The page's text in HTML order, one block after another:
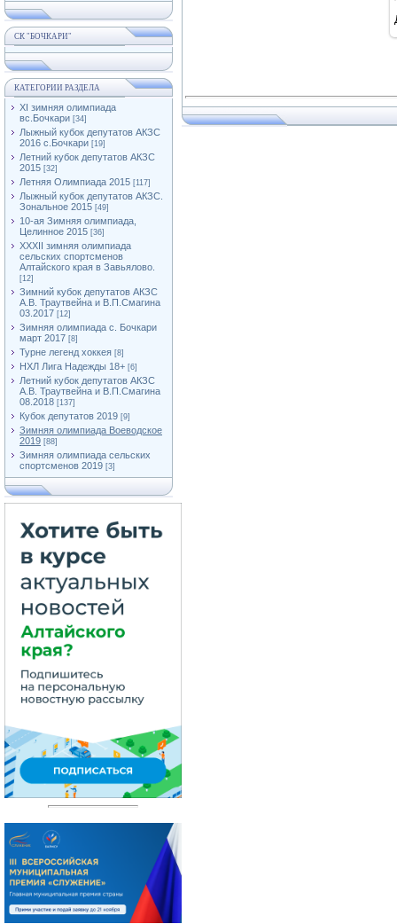
СК "БОЧКАРИ"
КАТЕГОРИИ РАЗДЕЛА
XI зимняя олимпиада
вс.Бочкари [34]
Лыжный кубок депутатов АКЗС
2016 с.Бочкари [19]
Летний кубок депутатов АКЗС
2015 [32]
Летняя Олимпиада 2015 [117]
Лыжный кубок депутатов АКЗС.
Зональное 2015 [49]
10-ая Зимняя олимпиада,
Целинное 2015 [36]
XXXII зимняя олимпиада
сельских спортсменов
Алтайского края в Завьялово.
[12]
Зимний кубок депутатов АКЗС
А.В. Траутвейна и В.П.Смагина
03.2017 [12]
Зимняя олимпиада с. Бочкари
март 2017 [8]
Турне легенд хоккея [8]
НХЛ Лига Надежды 18+ [6]
Летний кубок депутатов АКЗС
А.В. Траутвейна и В.П.Смагина
08.2018 [137]
Кубок депутатов 2019 [9]
Зимняя олимпиада Воеводское
2019 [88]
Зимняя олимпиада сельских
спортсменов 2019 [3]